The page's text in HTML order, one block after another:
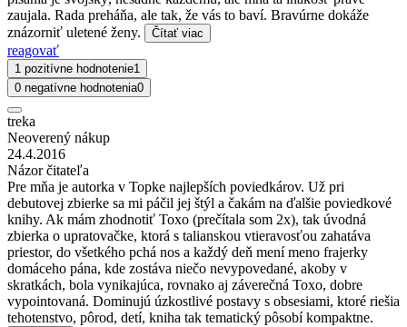
zaujala. Rada preháňa, ale tak, že vás to baví. Bravúrne dokáže
znázorniť uletené ženy.
Čítať viac
reagovať
1 pozitívne hodnotenie1
0 negatívne hodnotenia0
treka
Neoverený nákup
24.4.2016
Názor čitateľa
Pre mňa je autorka v Topke najlepších poviedkárov. Už pri
debutovej zbierke sa mi páčil jej štýl a čakám na ďalšie poviedkové
knihy. Ak mám zhodnotiť Toxo (prečítala som 2x), tak úvodná
zbierka o upratovačke, ktorá s talianskou vtieravosťou zahatáva
priestor, do všetkého pchá nos a každý deň mení meno frajerky
domáceho pána, kde zostáva niečo nevypovedané, akoby v
skratkách, bola vynikajúca, rovnako aj záverečná Toxo, dobre
vypointovaná. Dominujú úzkostlivé postavy s obsesiami, ktoré riešia
tehotenstvo, pôrod, detí, kniha tak tematický pôsobí kompaktne.